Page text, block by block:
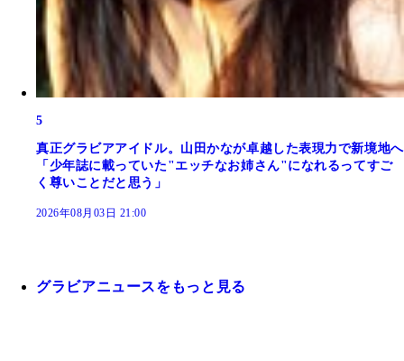
5
真正グラビアアイドル。山田かなが卓越した表現力で新境地へ
「少年誌に載っていた"エッチなお姉さん"になれるってすご
く尊いことだと思う」
2026年08月03日 21:00
グラビアニュースをもっと見る